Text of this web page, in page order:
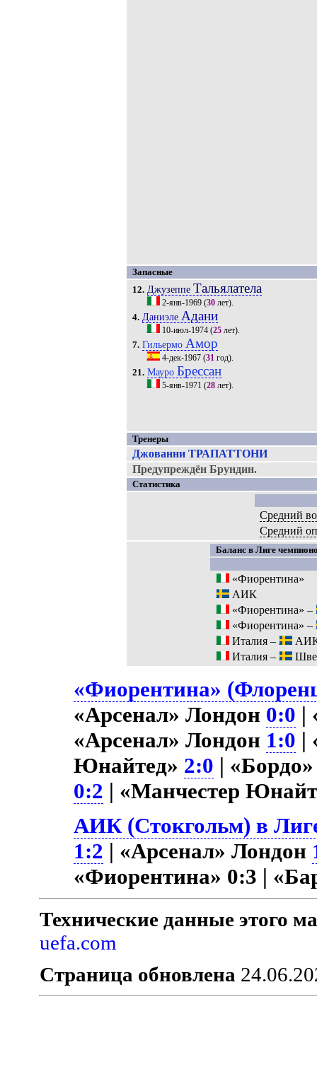
Запасные
12. Джузеппе Тальялатела
2-янв-1969(30лет).
4. Даниэле Адани
10-июл-1974(25лет).
7. Гильермо Амор
4-дек-1967(31год).
21. Мауро Брессан
5-янв-1971 (28лет).
Тренеры
Джованни ТРАПАТТОНИ
Предупреждён Брундин.
Статистика
Средний
Средний
Баланс в Лиге
«Фиорентина»
АИК
«Фиорентина» –
«Фиорентина» –
Италия –
Италия –
«Фиорентина»
«Арсенал» Лондон 0:0 |
«Арсенал» Лондон 1:0 |
Юнайтед» 2:0 |
0:2 | «Манчестер
АИК (Стокгольм) в
1:2 | «Арсенал» Лондон
«Фиорентина» 0:3 |
Технические данные этого
uefa.com
Страница обновлена